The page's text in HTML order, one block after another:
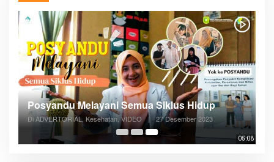
05:08
Posyandu Melayani Semua Siklus Hidup
Di ADVERTORIAL, Kesehatan, VIDEO | 27 Desember 2023